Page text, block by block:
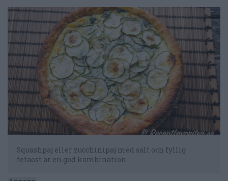
Squashpaj eller zucchinipaj med salt och fyllig
fetaost är en god kombination.